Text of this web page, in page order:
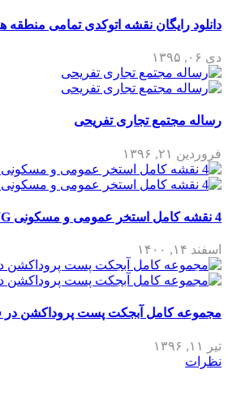
دانلود رایگان نقشه اتوکدی تمامی منطقه
دی ۰۶, ۱۳۹۵
رساله مجتمع تجاری تفریحی
فروردین ۲۱, ۱۳۹۶
4 نقشه کامل استخر عمومی و مسکونی DWG
اسفند ۱۴, ۱۴۰۰
مجموعه کامل آبجکت پست پروداکشن در
تیر ۱۱, ۱۳۹۶
نظرات